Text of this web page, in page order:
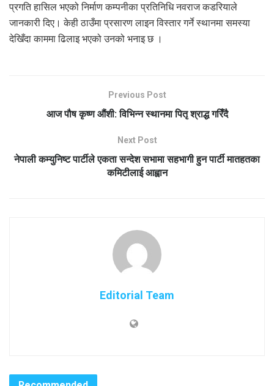
प्रगति हासिल भएको निर्माण कम्पनीका प्रतिनिधि नवराज कडरियाले
जानकारी दिए। केही ठाउँमा प्रसारण लाइन विस्तार गर्ने स्थानमा समस्या
देखिँदा काममा ढिलाइ भएको उनको भनाइ छ ।
Previous Post
आज पौष कृष्ण औंशी: विभिन्न स्थानमा पितृ श्राद्ध गरिँदै
Next Post
नेपाली कम्युनिष्ट पार्टीले एकता सन्देश सभामा सहभागी हुन पार्टी मातहतका
कमिटीलाई आह्वान
Editorial Team